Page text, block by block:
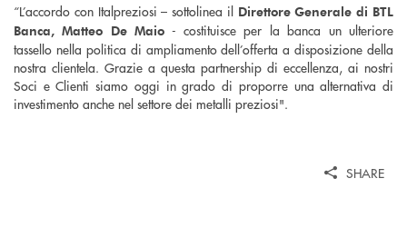
“L’accordo con Italpreziosi – sottolinea il Direttore Generale di BTL
Banca, Matteo De Maio - costituisce per la banca un ulteriore
tassello nella politica di ampliamento dell’offerta a disposizione della
nostra clientela. Grazie a questa partnership di eccellenza, ai nostri
Soci e Clienti siamo oggi in grado di proporre una alternativa di
investimento anche nel settore dei metalli preziosi".
SHARE